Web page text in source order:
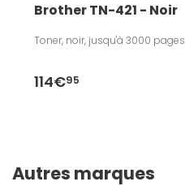
Brother TN-421 - Noir
Toner, noir, jusqu'à 3000 pages
114€95
Autres marques